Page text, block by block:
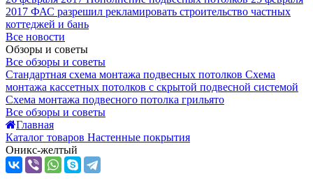
2017 ФАС разрешил рекламировать строительство частных
коттеджей и бань
Все новости
Обзоры и советы
Все обзоры и советы
Стандартная схема монтажа подвесных потолков Схема
монтажа кассетных потолков с скрытой подвесной системой
Схема монтажа подвесного потолка грильято
Все обзоры и советы
Главная
Каталог товаров Настенные покрытия
Оникс-желтый